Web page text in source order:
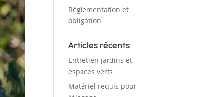
Réglementation et
obligation
Articles récents
Entretien jardins et
espaces verts
Matériel requis pour